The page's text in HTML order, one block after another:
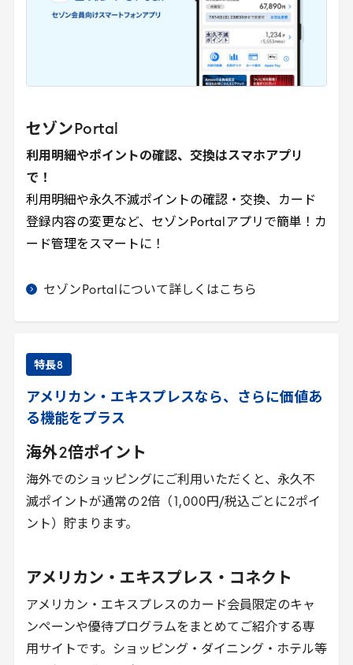
セゾン Portal
利用明細やポイントの確認、交換はスマホアプリ
で！
利用明細や永久不滅ポイントの確認・交換、カード
登録内容の変更など、セゾン Portal アプリで簡単！カ
ード管理をスマートに！
セゾン Portal について詳しくはこちら
特長8
アメリカン・エキスプレスなら、さらに価値あ
る機能をプラス
海外2倍ポイント
海外でのショッピングにご利用いただくと、永久不
滅ポイントが通常の2倍（ ,000円/税込ごとに2ポイ
ント）貯まります。
アメリカン・エキスプレス・コネクト
アメリカン・エキスプレスのカード会員限定のキャ
ンペーンや優待プログラムをまとめてご紹介する専
用サイトです。ショッピング・ダイニング・ホテル等